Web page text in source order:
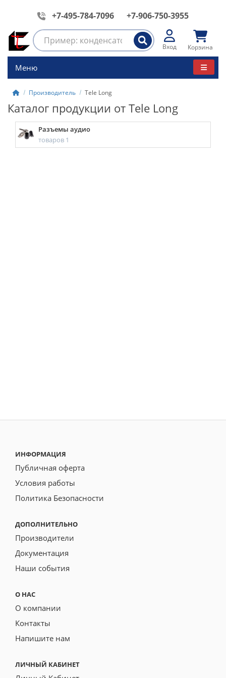
+7-495-784-7096 +7-906-750-3955
Вход Корзина
Меню
Производитель Tele Long
Каталог продукции от Tele Long
Разъемы аудио
товаров 1
ИНФОРМАЦИЯ
Публичная оферта
Условия работы
Политика Безопасности
ДОПОЛНИТЕЛЬНО
Производители
Документация
Наши события
О НАС
О компании
Контакты
Напишите нам
ЛИЧНЫЙ КАБИНЕТ